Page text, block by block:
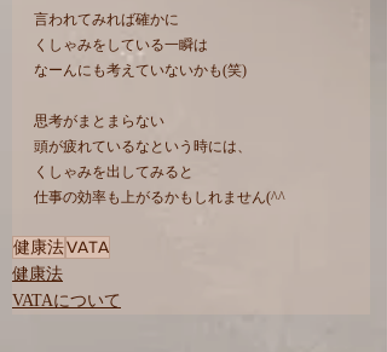
言われてみれば確かに
くしゃみをしている一瞬は
なーんにも考えていないかも(笑)
思考がまとまらない
頭が疲れているなという時には、
くしゃみを出してみると
仕事の効率も上がるかもしれません(^^
健康法VATA
健康法
VATAについて